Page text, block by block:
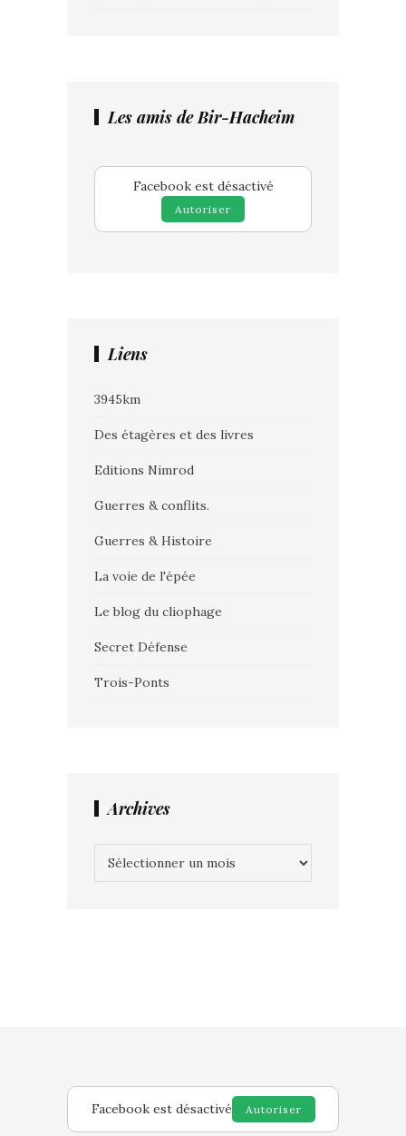
Les amis de Bir-Hacheim
Facebook est désactivé
Autoriser
Liens
3945km
Des étagères et des livres
Editions Nimrod
Guerres & conflits.
Guerres & Histoire
La voie de l'épée
Le blog du cliophage
Secret Défense
Trois-Ponts
Archives
Facebook est désactivé Autoriser